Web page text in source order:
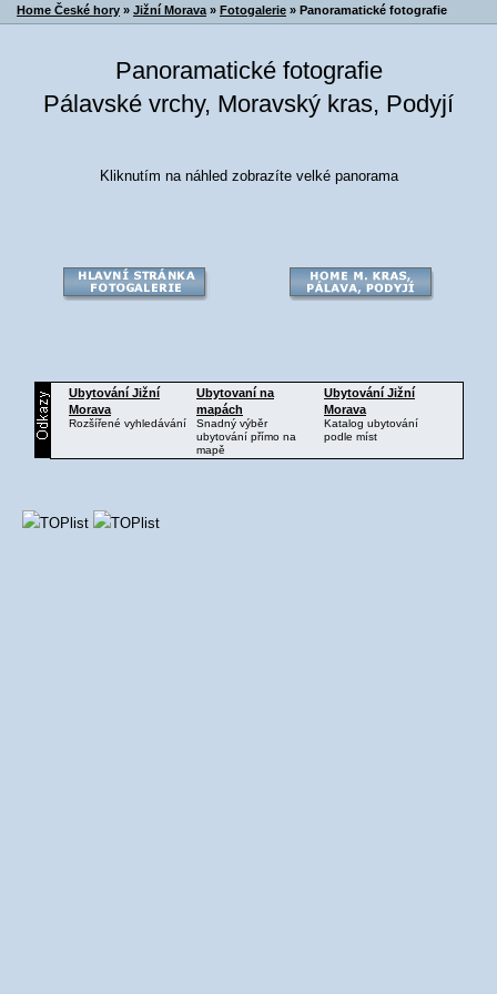
Home České hory » Jižní Morava » Fotogalerie » Panoramatické fotografie
Panoramatické fotografie
Pálavské vrchy, Moravský kras, Podyjí
Kliknutím na náhled zobrazíte velké panorama
Ubytování Jižní
Morava
Rozšířené vyhledávání
Ubytovaní na
mapách
Snadný výběr
ubytování přímo na
mapě
Ubytování Jižní
Morava
Katalog ubytování
podle míst